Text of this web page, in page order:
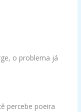
o problema já
percebe poeira